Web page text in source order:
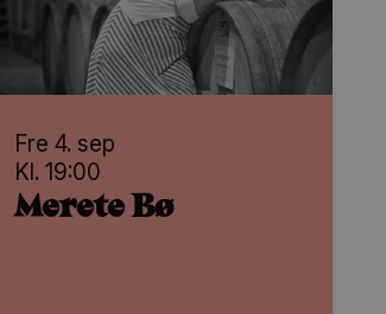
Fre 4. sep
Kl. 19:00
Merete Bø